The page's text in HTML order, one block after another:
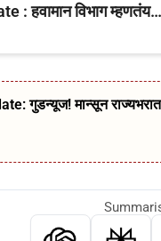
: हवामान विभाग म्हणतंय…
गुडन्यूज! मान्सून